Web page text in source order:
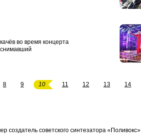
во время концерта
8 9 10 11 12 13 14
создатель советского синтезатора «Поливокс»